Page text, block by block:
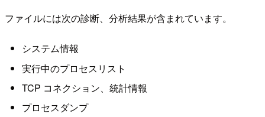
ファイルには次の診断、分析結果が含まれています。
システム情報
実行中のプロセスリスト
TCP コネクション、統計情報
プロセスダンプ